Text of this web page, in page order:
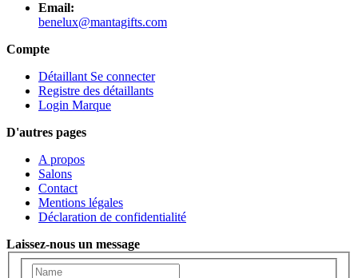
Email:
benelux@mantagifts.com
Compte
Détaillant Se connecter
Registre des détaillants
Login Marque
D'autres pages
A propos
Salons
Contact
Mentions légales
Déclaration de confidentialité
Laissez-nous un message